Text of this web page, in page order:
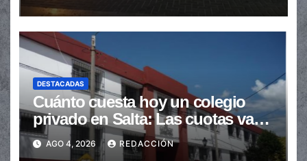
DESTACADAS
Cuánto cuesta hoy un colegio
privado en Salta: Las cuotas van
de $110.000 a más de $600.000
AGO 4, 2026 REDACCIÓN